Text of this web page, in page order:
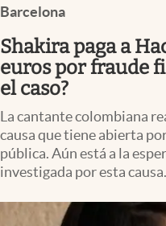
Barcelona
Shakira paga a
euros por fraude
el caso?
La cantante colombiana
causa que tiene abierta
pública. Aún está a la
investigada por esta causa.